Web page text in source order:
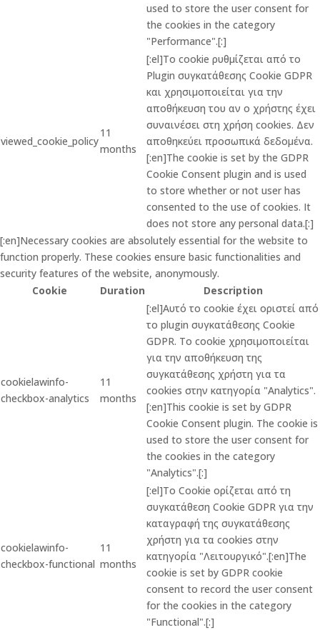
used to store the user consent for
the cookies in the category
"Performance".[:]
viewed_cookie_policy
11
months
[:el]Το cookie ρυθμίζεται από το
Plugin συγκατάθεσης Cookie GDPR
και χρησιμοποιείται για την
αποθήκευση του αν ο χρήστης έχει
συναινέσει στη χρήση cookies. Δεν
αποθηκεύει προσωπικά δεδομένα.
[:en]The cookie is set by the GDPR
Cookie Consent plugin and is used
to store whether or not user has
consented to the use of cookies. It
does not store any personal data.[:]
[:en]Necessary cookies are absolutely essential for the website to
function properly. These cookies ensure basic functionalities and
security features of the website, anonymously.
Cookie
Duration Description
cookielawinfo-
checkbox-analytics
11
months
[:el]Αυτό το cookie έχει οριστεί από
το plugin συγκατάθεσης Cookie
GDPR. Το cookie χρησιμοποιείται
για την αποθήκευση της
συγκατάθεσης χρήστη για τα
cookies στην κατηγορία "Analytics".
[:en]This cookie is set by GDPR
Cookie Consent plugin. The cookie is
used to store the user consent for
the cookies in the category
"Analytics".[:]
cookielawinfo-
checkbox-functional
11
months
[:el]Το Cookie ορίζεται από τη
συγκατάθεση Cookie GDPR για την
καταγραφή της συγκατάθεσης
χρήστη για τα cookies στην
κατηγορία "Λειτουργικό".[:en]The
cookie is set by GDPR cookie
consent to record the user consent
for the cookies in the category
"Functional".[:]